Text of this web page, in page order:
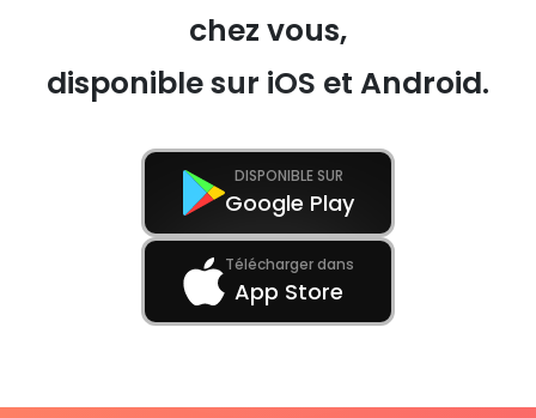
chez vous,
disponible sur iOS et Android.
DISPONIBLE SUR
Google Play
Télécharger dans
App Store